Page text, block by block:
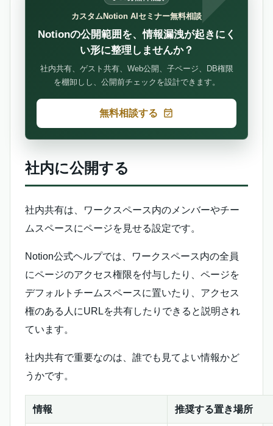
カスタムNotion AIセミナー無料相談
Notionの公開範囲を、情報漏洩が起きにく
い形に整理しませんか？
社内共有、ゲスト共有、Web公開、子ページ、DB権限
を棚卸しし、公開前チェックを設計できます。
無料相談する
社内に公開する
社内共有は、ワークスペース内のメンバーやチー
ムスペースにページを見せる設定です。
Notion公式ヘルプでは、ワークスペース内の全員
にページのアクセス権限を付与したり、ページを
デフォルトチームスペースに置いたり、アクセス
権のある人にURLを共有したりできると説明され
ています。
社内共有で重要なのは、誰でも見てよい情報かど
うかです。
情報 推奨する置き場所